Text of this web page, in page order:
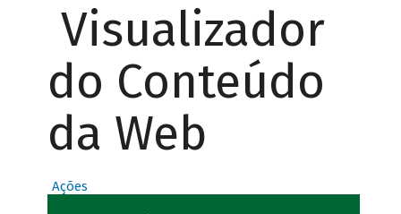
Visualizador
do Conteúdo
da Web
Ações